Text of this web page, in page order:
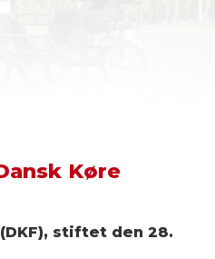
Køre
stiftet den 28.